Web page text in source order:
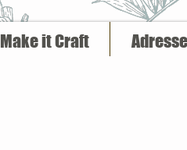
Make it Craft